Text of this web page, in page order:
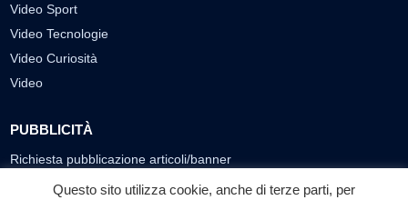
Video Sport
Video Tecnologie
Video Curiosità
Video
PUBBLICITÀ
Richiesta pubblicazione articoli/banner
SEGUICI SUI SOCIAL
Questo sito utilizza cookie, anche di terze parti, per